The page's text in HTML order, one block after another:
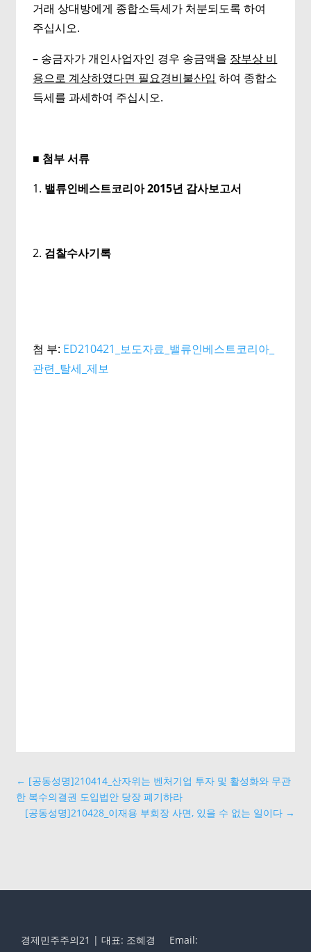
거래 상대방에게 종합소득세가 처분되도록 하여
주십시오.
– 송금자가 개인사업자인 경우 송금액을 장부상 비
용으로 계상하였다면 필요경비불산입 하여 종합소
득세를 과세하여 주십시오.
■ 첨부 서류
밸류인베스트코리아2015년 감사보고서
검찰수사기록
첨 부: ED210421_보도자료_밸류인베스트코리아_
관련_탈세_제보
← [공동성명]210414_산자위는 벤처기업 투자 및 활성화와 무관
한 복수의결권 도입법안 당장 폐기하라
[공동성명]210428_이재용 부회장 사면, 있을 수 없는 일이다→
경제민주주의21 | 대표: 조혜경 Email: